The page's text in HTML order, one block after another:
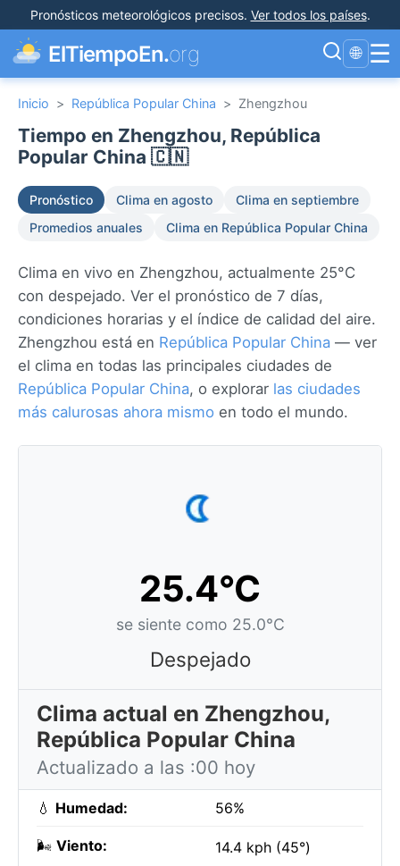
Pronósticos meteorológicos precisos. Ver todos los países.
ElTiempoEn.org 🌐 ☰
Inicio > República Popular China > Zhengzhou
Tiempo en Zhengzhou, República
Popular China 🇨🇳
Pronóstico Clima en agosto
Clima en septiembre
Promedios anuales
Clima en República Popular China
Clima en vivo en Zhengzhou, actualmente 25°C
con despejado. Ver el pronóstico de 7 días,
condiciones horarias y el índice de calidad del aire.
Zhengzhou está en República Popular China — ver
el clima en todas las principales ciudades de
República Popular China, o explorar las ciudades
más calurosas ahora mismo en todo el mundo.
25.4°C
se siente como 25.0°C
Despejado
Clima actual en Zhengzhou,
República Popular China
Actualizado a las :00 hoy
💧 Humedad: 56%
🌬️ Viento: 14.4 kph (45°)